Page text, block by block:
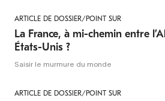
ARTICLE DE DOSSIER/POINT SUR
La France, à mi-chemin entre
États-Unis ?
Saisir le murmure du monde
ARTICLE DE DOSSIER/POINT SUR